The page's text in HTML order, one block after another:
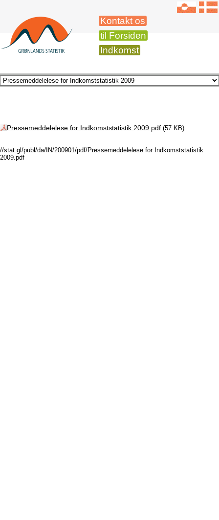
Kontakt os
til Forsiden
Indkomst
Pressemeddelelese for Indkomststatistik 2009.pdf(57 KB)
//stat.gl/publ/da/IN/200901/pdf/Pressemeddelelese for Indkomststatistik
2009.pdf